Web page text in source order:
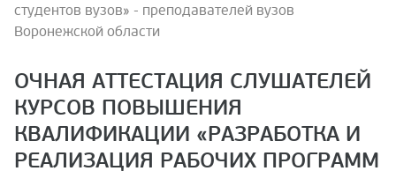
студентов вузов» - преподавателей вузов
Воронежской области
ОЧНАЯ АТТЕСТАЦИЯ СЛУШАТЕЛЕЙ
КУРСОВ ПОВЫШЕНИЯ
КВАЛИФИКАЦИИ «РАЗРАБОТКА И
РЕАЛИЗАЦИЯ РАБОЧИХ ПРОГРАММ